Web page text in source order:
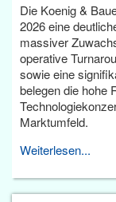
Die Koenig &
2026 eine
massiver
operative
sowie eine
belegen die hohe
Marktumfeld.
Weiterlesen...